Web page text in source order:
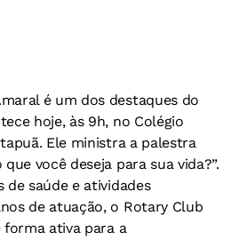
é um dos destaques do
hoje, às 9h, no Colégio
Ele ministra a palestra
você deseja para sua vida?”.
de saúde e atividades
de atuação, o Rotary Club
ativa para a